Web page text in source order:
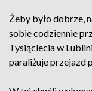
Żeby było dobrze,
sobie codziennie
Tysiąclecia w
paraliżuje przejazd